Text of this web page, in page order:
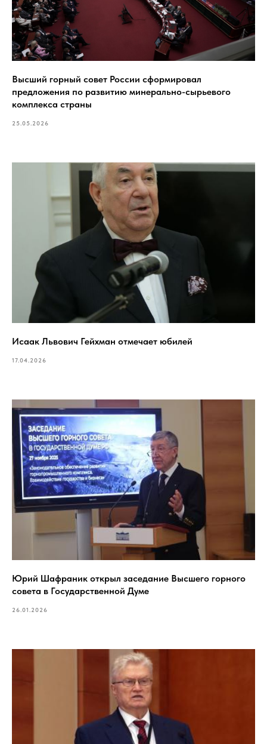
Высший горный совет России сформировал
предложения по развитию минерально-сырьевого
комплекса страны
25.05.2026
Исаак Львович Гейхман отмечает юбилей
17.04.2026
Юрий Шафраник открыл заседание Высшего горного
совета в Государственной Думе
26.01.2026